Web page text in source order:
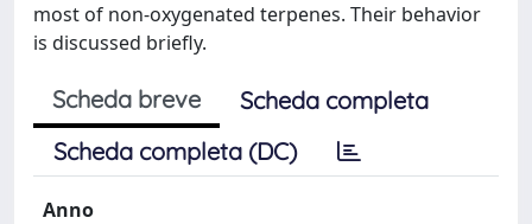
most of non-oxygenated terpenes. Their behavior
is discussed briefly.
Scheda breve
Scheda completa
Scheda completa (DC)
Anno